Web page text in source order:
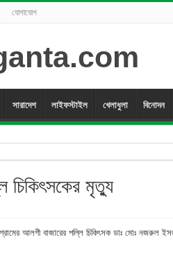
যোগাযোগ
সারাদেশ লাইফস্টাইল খেলাধুলা বিনোদন
চিকিৎসকের মৃত্যু
আলগী বাজারের পল্লি চিকিৎসক ডাঃ মোঃ নজরুল